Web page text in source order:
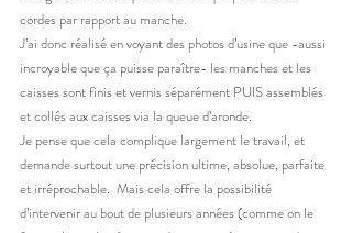
cordes par rapport au manche.
J’ai donc réalisé en voyant des photos d’usine que -aussi
incroyable que ça puisse paraître- les manches et les
caisses sont finis et vernis séparément PUIS assemblés
et collés aux caisses via la queue d’aronde.
Je pense que cela complique largement le travail, et
demande surtout une précision ultime, absolue, parfaite
et irréprochable.  Mais cela offre la possibilité
d’intervenir au bout de plusieurs années (comme on le